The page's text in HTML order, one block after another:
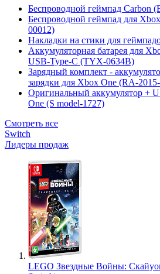
Беспроводной геймпад Carbon
Беспроводной геймпад для
00012)
Накладки на стики для
Аккумуляторная батарея для
USB-Type-C (TYX-0634B)
Зарядный комплект -
зарядки для Xbox One (RA-
Оригинальный аккумулятор +
One (S model-1727)
Смотреть все
Switch
Лидеры продаж
LEGO Звездные Войны: